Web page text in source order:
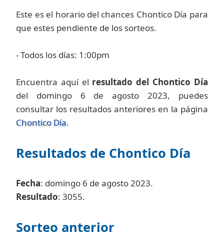
Este es el horario del chances Chontico Día para
que estes pendiente de los sorteos.
- Todos los días: 1:00pm
Encuentra aquí el resultado del Chontico Día
del domingo 6 de agosto 2023, puedes
consultar los resultados anteriores en la página
Chontico Día.
Resultados de Chontico Día
Fecha: domingo 6 de agosto 2023.
Resultado: 3055.
Sorteo anterior